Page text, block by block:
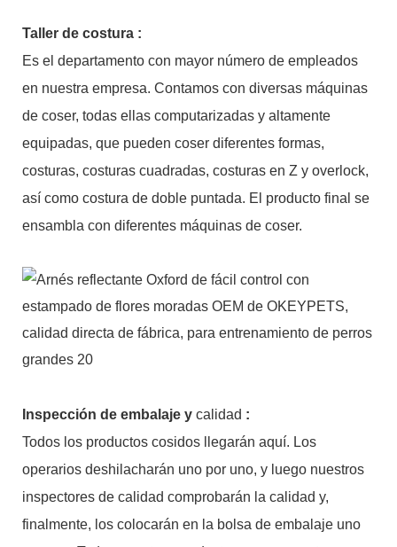
Taller de costura :
Es el departamento con mayor número de empleados
en nuestra empresa. Contamos con diversas máquinas
de coser, todas ellas computarizadas y altamente
equipadas, que pueden coser diferentes formas,
costuras, costuras cuadradas, costuras en Z y overlock,
así como costura de doble puntada. El producto final se
ensambla con diferentes máquinas de coser.
Inspección de embalaje y calidad :
Todos los productos cosidos llegarán aquí. Los
operarios deshilacharán uno por uno, y luego nuestros
inspectores de calidad comprobarán la calidad y,
finalmente, los colocarán en la bolsa de embalaje uno